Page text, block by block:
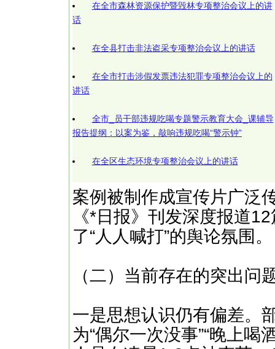
在全市森林资源保护暨毁林专项整治会议上的讲
话
在全县打击非法盗采专项整治会议上的讲话
在全市打击涉假发票违法犯罪专项整治会议上的
讲话
全市_员干部违规吃喝专题警示教育大会_课辅导
报告提纲：以案为鉴，敲响违规吃喝“警示钟”
在全区生态环境专项整治会议上的讲话
案例被制作成宣传片广泛
《*日报》刊发深度报道
了“人人喊打”的舆论氛围。
（二）当前存在的突出问
一是思想认识仍有偏差。
为“偶尔一次没事”“晚上